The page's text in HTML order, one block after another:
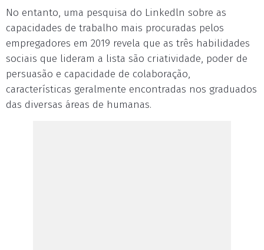
No entanto, uma pesquisa do Linkedln sobre as
capacidades de trabalho mais procuradas pelos
empregadores em 2019 revela que as três habilidades
sociais que lideram a lista são criatividade, poder de
persuasão e capacidade de colaboração,
características geralmente encontradas nos graduados
das diversas áreas de humanas.